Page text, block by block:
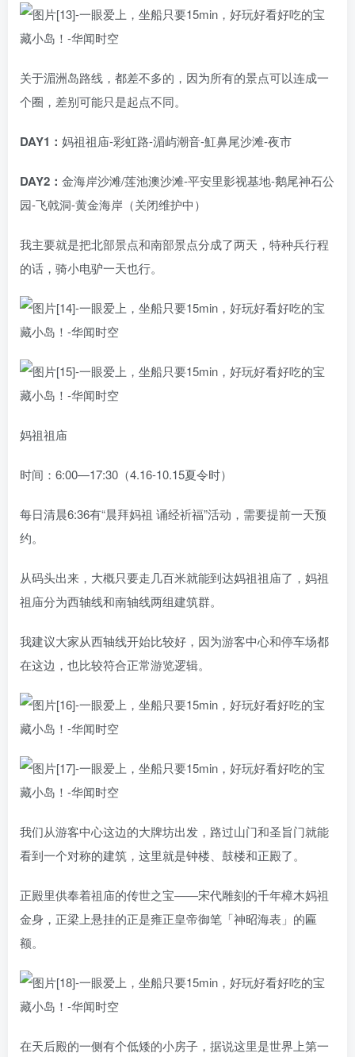
关于湄洲岛路线，都差不多的，因为所有的景点可以连成一
个圈，差别可能只是起点不同。
DAY1： 妈祖祖庙-彩虹路-湄屿潮音-魟鼻尾沙滩-夜市
DAY2： 金海岸沙滩/莲池澳沙滩-平安里影视基地-鹅尾神石公
园-飞戟洞-黄金海岸（关闭维护中）
我主要就是把北部景点和南部景点分成了两天，特种兵行程
的话，骑小电驴一天也行。
妈祖祖庙
时间：6:00—17:30（4.16-10.15夏令时）
每日清晨6:36有“晨拜妈祖 诵经祈福”活动，需要提前一天预
约。
从码头出来，大概只要走几百米就能到达妈祖祖庙了，妈祖
祖庙分为西轴线和南轴线两组建筑群。
我建议大家从西轴线开始比较好，因为游客中心和停车场都
在这边，也比较符合正常游览逻辑。
我们从游客中心这边的大牌坊出发，路过山门和圣旨门就能
看到一个对称的建筑，这里就是钟楼、鼓楼和正殿了。
正殿里供奉着祖庙的传世之宝——宋代雕刻的千年樟木妈祖
金身，正梁上悬挂的正是雍正皇帝御笔「神昭海表」的匾
额。
在天后殿的一侧有个低矮的小房子，据说这里是世界上第一